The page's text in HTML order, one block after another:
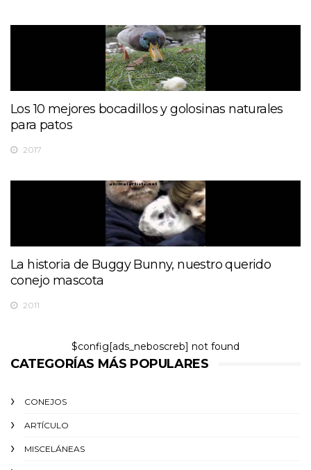
Los 10 mejores bocadillos y golosinas naturales
para patos
2017
La historia de Buggy Bunny, nuestro querido
conejo mascota
2011
$config[ads_neboscreb] not found
CATEGORÍAS MÁS POPULARES
CONEJOS
ARTÍCULO
MISCELÁNEAS